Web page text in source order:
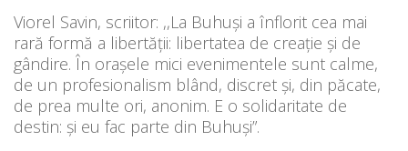
Viorel Savin, scriitor: ,,La Buhuși a înflorit cea mai
rară formă a libertății: libertatea de creație și de
gândire. În orașele mici evenimentele sunt calme,
de un profesionalism blând, discret și, din păcate,
de prea multe ori, anonim. E o solidaritate de
destin: și eu fac parte din Buhuși”.